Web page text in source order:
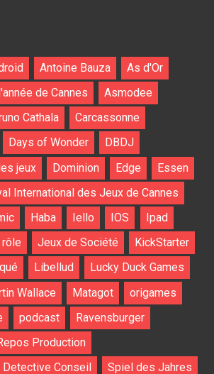
Antoine Bauza
As d'Or
de Cannes
Asmodee
Cathala
Carcassonne
Days of Wonder
DBDJ
jeux
Dominion Edge
Essen
International des Jeux de Cannes
Haba Iello IOS
Ipad
Jeux de Société
KickStarter
Libellud
Lucky Duck Games
Wallace Matagot
origames
podcast
Ravensburger
Production
Conseil
Spiel des Jahres